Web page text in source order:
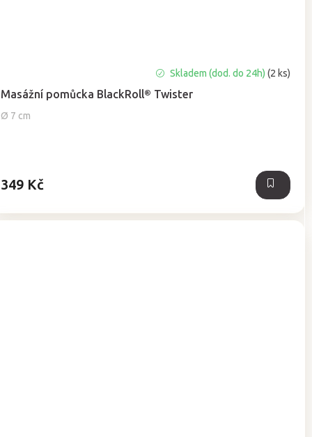
Masážní pomůcka BlackRoll® Twister
Ø 7 cm
hodnocení
produktu
je
Skladem (dod. do 24h)(2 ks)
349 Kč